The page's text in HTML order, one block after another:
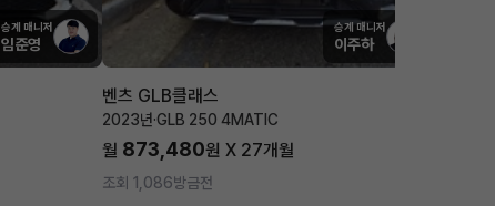
승계 매니저
임준영
승계 매니저
이주하
벤츠 GLB클래스
2023년·GLB 250 4MATIC
월 873,480원 X 27개월
조회 1,086방금전